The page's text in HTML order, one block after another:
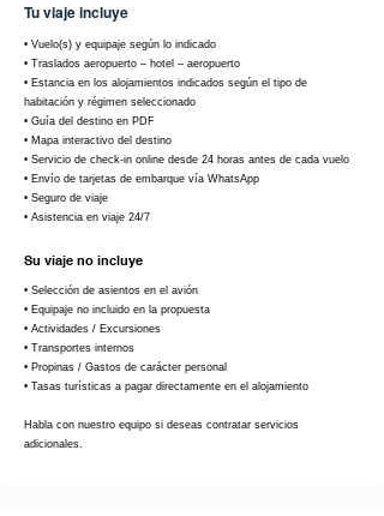
Tu viaje incluye
• Vuelo(s) y equipaje según lo indicado
• Traslados aeropuerto – hotel – aeropuerto
• Estancia en los alojamientos indicados según el tipo de
habitación y régimen seleccionado
• Guía del destino en PDF
• Mapa interactivo del destino
• Servicio de check-in online desde 24 horas antes de cada vuelo
• Envío de tarjetas de embarque vía WhatsApp
• Seguro de viaje
• Asistencia en viaje 24/7
Su viaje no incluye
• Selección de asientos en el avión
• Equipaje no incluido en la propuesta
• Actividades / Excursiones
• Transportes internos
• Propinas / Gastos de carácter personal
• Tasas turísticas a pagar directamente en el alojamiento
Habla con nuestro equipo si deseas contratar servicios
adicionales.